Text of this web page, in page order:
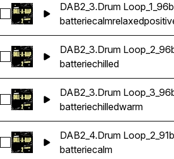
Sélectionnez DAB2_3.Drum
DAB2_3.Drum
batteriecalmrelaxed
Sélectionnez DAB2_3.Drum
DAB2_3.Drum
batteriechilled
Sélectionnez DAB2_3.Drum
DAB2_3.Drum
batteriechilledwarm
Sélectionnez DAB2_4.Drum
DAB2_4.Drum
batteriecalm